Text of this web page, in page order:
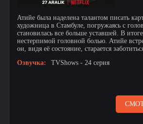
Атийе была наделена талантом писать
художница в Стамбуле, погружаясь с
становилась все больше уставшей. В итоге
нестерпимой головной болью. Атийе
он, видя её состояние, старается
Озвучка:
TVShows - 24 серия